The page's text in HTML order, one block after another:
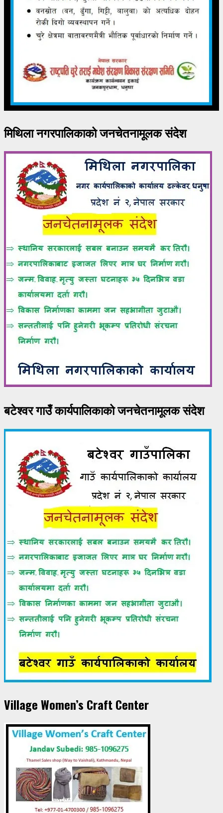
मिथिला नगरपालिकाको जनचेतनामूलक संदेश
बटेश्वर गाउँ कार्यपालिकाको जनचेतनामूलक संदेश
Village Women’s Craft Center